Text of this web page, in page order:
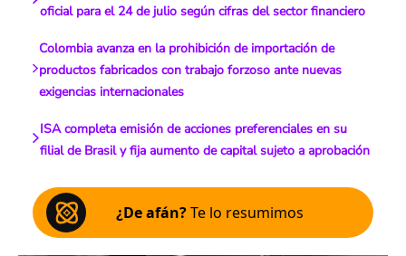
oficial para el 24 de julio según cifras del sector financiero
Colombia avanza en la prohibición de importación de
productos fabricados con trabajo forzoso ante nuevas
exigencias internacionales
ISA completa emisión de acciones preferenciales en su
filial de Brasil y fija aumento de capital sujeto a aprobación
¿De afán?Te lo resumimos